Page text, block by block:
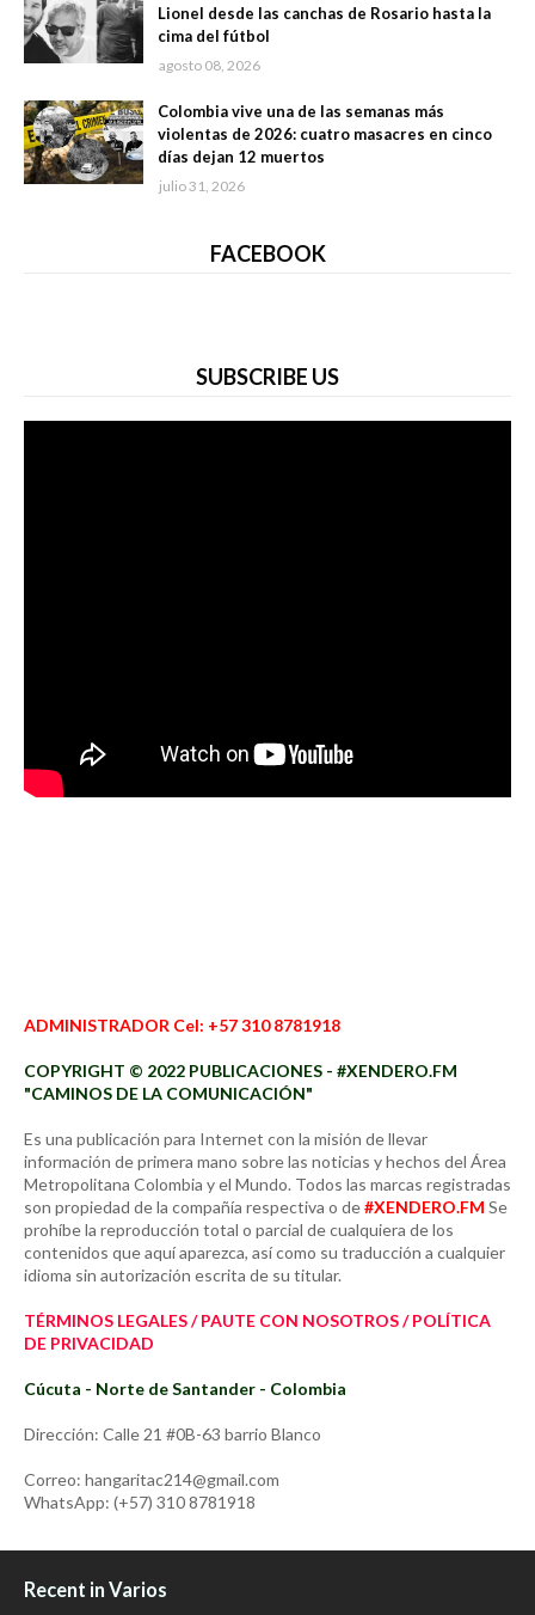
Lionel desde las canchas de Rosario hasta la
cima del fútbol
agosto 08, 2026
Colombia vive una de las semanas más
violentas de 2026: cuatro masacres en cinco
días dejan 12 muertos
julio 31, 2026
FACEBOOK
SUBSCRIBE US
ADMINISTRADOR Cel: +57 310 8781918
COPYRIGHT © 2022 PUBLICACIONES - #XENDERO.FM
"CAMINOS DE LA COMUNICACIÓN"
Es una publicación para Internet con la misión de llevar
información de primera mano sobre las noticias y hechos del Área
Metropolitana Colombia y el Mundo. Todos las marcas registradas
son propiedad de la compañía respectiva o de#XENDERO.FM Se
prohíbe la reproducción total o parcial de cualquiera de los
contenidos que aquí aparezca, así como su traducción a cualquier
idioma sin autorización escrita de su titular.
TÉRMINOS LEGALES / PAUTE CON NOSOTROS / POLÍTICA
DE PRIVACIDAD
Cúcuta - Norte de Santander - Colombia
Dirección: Calle 21 #0B-63 barrio Blanco
Correo: hangaritac214@gmail.com
WhatsApp: (+57) 310 8781918
Recent in Varios